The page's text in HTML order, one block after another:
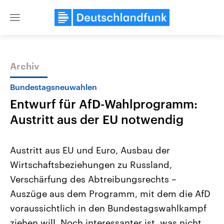
Close
Themen
Landtagswahl Sachsen-Anhalt
2026
Alle Informationen
Sachsen-Anhalt wählt am 6.
September 2026 einen neuen
Landtag. Seit 2021 wird das
Bundesland von einer Koalition aus
Aktuelle Beiträge,
Hintergründe
Wirtschaftlich und
gehören die Vereinigten
den mächtigsten Ländern
mit großem Einfluss auf
Archiv
Bundestagsneuwahlen
Entwurf für AfD-Wahlprogramm:
Austritt aus der EU notwendig
Austritt aus EU und Euro, Ausbau der
Wirtschaftsbeziehungen zu Russland,
Verschärfung des Abtreibungsrechts –
Auszüge aus dem Programm, mit dem die AfD
voraussichtlich in den Bundestagswahlkampf